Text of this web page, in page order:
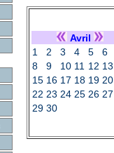
Avril
1
2 3 4 5 6
8
9 10 11 12 13
15 16 17 18 19 20
22 23 24 25 26 27
29 30